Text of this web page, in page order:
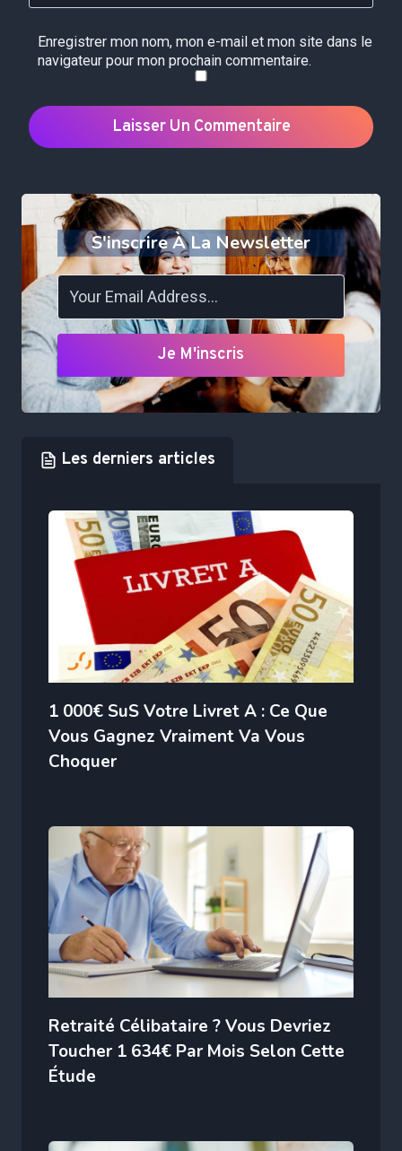
Enregistrer mon nom, mon e-mail et mon site dans le
navigateur pour mon prochain commentaire.
S'inscrire À La Newsletter
Je M'inscris
Les derniers articles
1 000€ SuS Votre Livret A : Ce Que
Vous Gagnez Vraiment Va Vous
Choquer
Retraité Célibataire ? Vous Devriez
Toucher 1 634€ Par Mois Selon Cette
Étude